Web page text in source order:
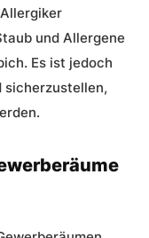
und Allergene
Es ist jedoch
sicherzustellen,